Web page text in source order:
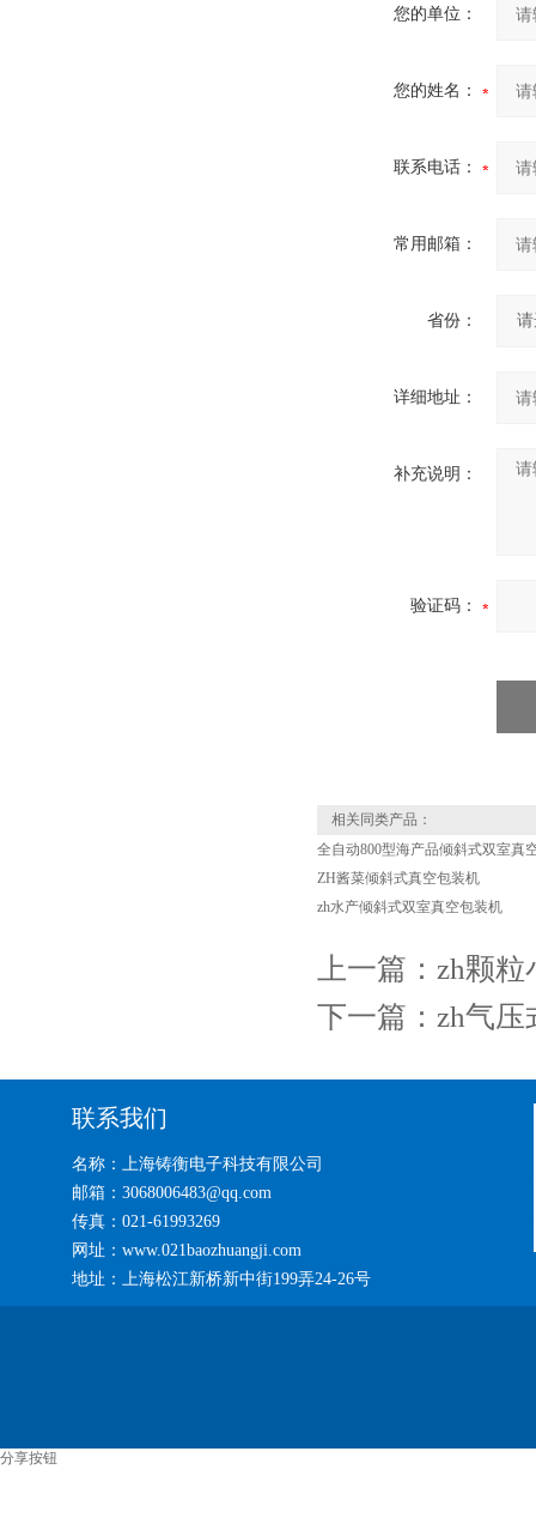
您的单位：
您的姓名：
联系电话：
常用邮箱：
省份：
详细地址：
补充说明：
验证码：
相关同类产品：
全自动800型海产品倾斜式双室真
ZH酱菜倾斜式真空包装机
zh水产倾斜式双室真空包装机
上一篇： zh颗粒
下一篇： zh气压
联系我们
名称：上海铸衡电子科技有限公司
邮箱：3068006483@qq.com
传真：021-61993269
网址：www.021baozhuangji.com
地址：上海松江新桥新中街199弄24-26号
分享按钮